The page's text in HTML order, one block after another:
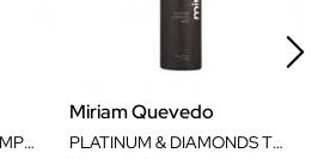
EXTREME CAVIAR SHAMPOO COLOR 250 ML
Miriam Quevedo
PLATINUM & DIAMONDS THE VOLUME LUXURIOUS SERUM 150ML